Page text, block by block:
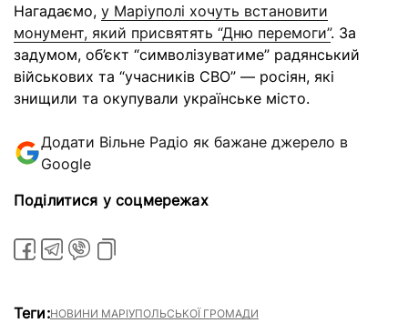
Нагадаємо, у Маріуполі хочуть встановити
монумент, який присвятять “Дню перемоги”. За
задумом, об’єкт “символізуватиме” радянський
військових та “учасників СВО” — росіян, які
знищили та окупували українське місто.
Додати Вільне Радіо як бажане джерело в
Google
Поділитися у соцмережах
Теги:НОВИНИ МАРІУПОЛЬСЬКОЇ ГРОМАДИ